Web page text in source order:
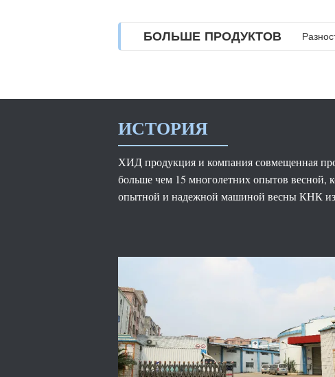
БОЛЬШЕ ПРОДУКТОВ
ИСТОРИЯ
ХИД продукция и компания совмещенная
больше чем 15 многолетних опытов весной,
опытной и надежной машиной весны КНК